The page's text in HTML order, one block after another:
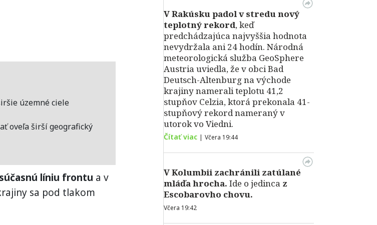
územné ciele
oveľa širší geografický
líniu frontu a v
sa pod tlakom
V Rakúsku padol v stredu nový
teplotný rekord, keď
predchádzajúca najvyššia hodnota
nevydržala ani 24 hodín. Národná
meteorologická služba GeoSphere
Austria uviedla, že v obci Bad
Deutsch-Altenburg na východe
krajiny namerali teplotu 41,2
stupňov Celzia, ktorá prekonala 41-
stupňový rekord nameraný v
utorok vo Viedni.
Čítať viac | Včera 19:44
V Kolumbii zachránili zatúlané
mláďa hrocha. Ide o jedinca z
Escobarovho chovu.
Včera 19:42